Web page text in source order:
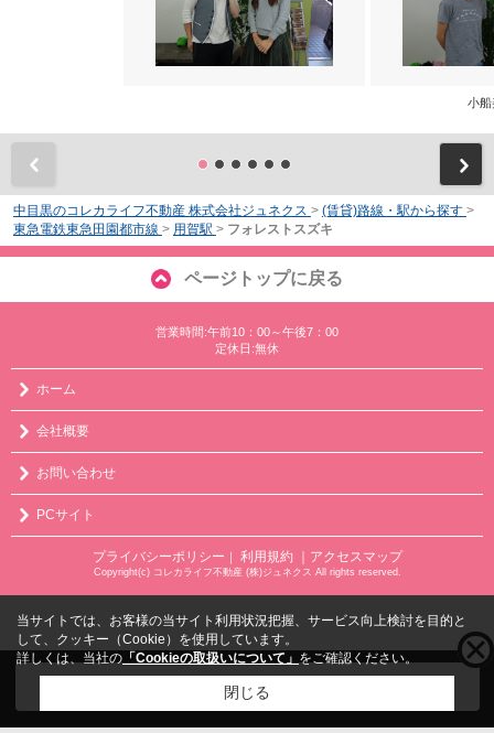
小船
中目黒のコレカライフ不動産 株式会社ジュネクス > (賃貸)路線・駅から探す >
東急電鉄東急田園都市線 > 用賀駅 > フォレストスズキ
ページトップに戻る
営業時間:午前10：00～午後7：00
定休日:無休
ホーム
会社概要
お問い合わせ
PCサイト
プライバシーポリシー 利用規約 ｜アクセスマップ
Copyright(c) コレカライフ不動産 (株)ジュネクス All rights reserved.
こちらの物件をご覧の方にお勧めな物件
当サイトでは、お客様の当サイト利用状況把握、サービス向上検討を目的と
して、クッキー（Cookie）を使用しています。
詳しくは、当社の 「Cookieの取扱いについて」 をご確認ください。
閉じる